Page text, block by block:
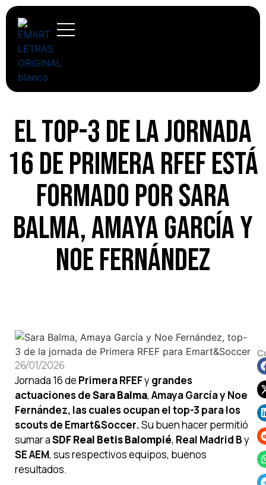
El top-3 de la jornada
16 de Primera RFEF está
formado por Sara
Balma, Amaya García y
Noe Fernández
26/01/2026
Jornada 16 de Primera RFEFygrandes
actuaciones deSara Balma, Amaya García y Noe
Fernández, las cuales ocupan el top-3 para los
scouts de Emart&Soccer.Su buen hacer permitió
sumar aSDF Real Betis Balompié, Real Madrid By
SE AEM, sus respectivos equipos, buenos
resultados.